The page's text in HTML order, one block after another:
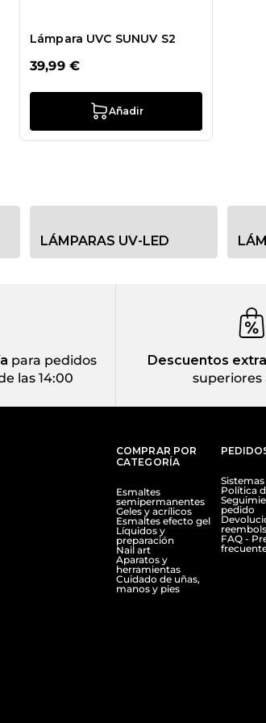
Lámpara UVC SUNUV S2
39,99 €
Añadir
LÁMPARAS UV-LED
para pedidos
las 14:00
Descuentos extra
superiores
COMPRAR POR
CATEGORÍA
Esmaltes
semipermanentes
Geles y acrílicos
Esmaltes efecto gel
Líquidos y
preparación
Nail art
Aparatos y
herramientas
Cuidado de uñas,
manos y pies
Política
pedido
FAQ -